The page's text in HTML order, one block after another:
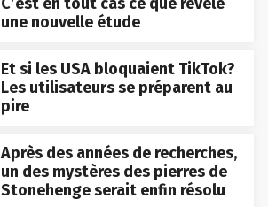
une nouvelle étude
Et si les USA bloquaient TikTok?
Les utilisateurs se préparent au
pire
Après des années de recherches,
un des mystères des pierres de
Stonehenge serait enfin résolu